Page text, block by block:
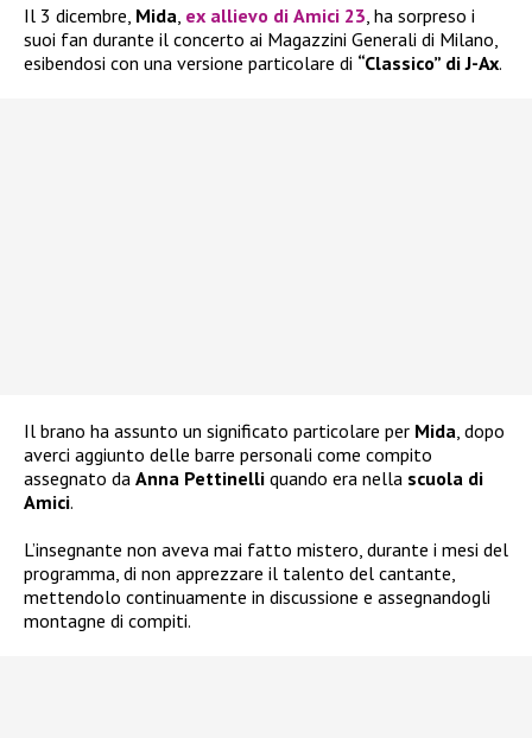
Il 3 dicembre, Mida, ex allievo di Amici 23, ha sorpreso i
suoi fan durante il concerto ai Magazzini Generali di Milano,
esibendosi con una versione particolare di “Classico” di J-Ax.
Il brano ha assunto un significato particolare per Mida, dopo
averci aggiunto delle barre personali come compito
assegnato da Anna Pettinelli quando era nella scuola di
Amici.
L’insegnante non aveva mai fatto mistero, durante i mesi del
programma, di non apprezzare il talento del cantante,
mettendolo continuamente in discussione e assegnandogli
montagne di compiti.